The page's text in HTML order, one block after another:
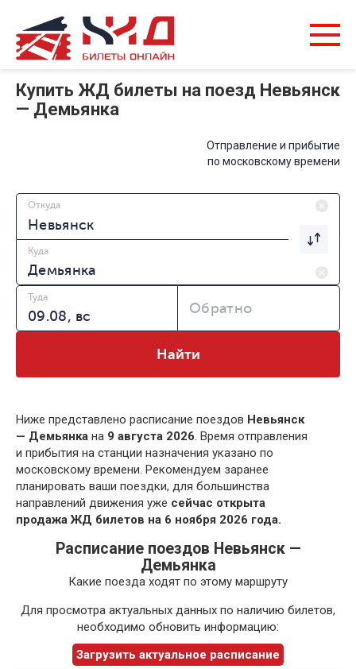
Купить ЖД билеты на поезд Невьянск
— Демьянка
Отправление и прибытие
по московскому времени
Откуда
Куда
Туда
Обратно
Найти
Ниже представлено расписание поездов Невьянск
— Демьянка на 9 августа 2026. Время отправления
и прибытия на станции назначения указано по
московскому времени. Рекомендуем заранее
планировать ваши поездки, для большинства
направлений движения уже сейчас открыта
продажа ЖД билетов на 6 ноября 2026 года.
Расписание поездов Невьянск —
Демьянка
Какие поезда ходят по этому маршруту
Для просмотра актуальных данных по наличию билетов,
необходимо обновить информацию:
Загрузить актуальное расписание